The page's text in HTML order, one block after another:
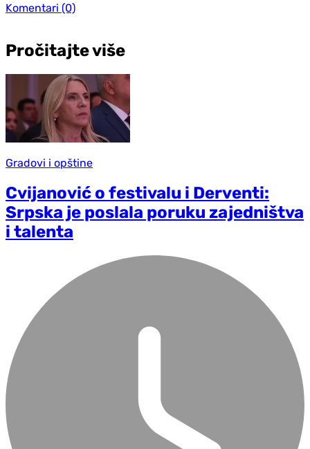
Komentari (0)
Pročitajte više
Gradovi i opštine
Cvijanović o festivalu i Derventi:
Srpska je poslala poruku zajedništva
i talenta